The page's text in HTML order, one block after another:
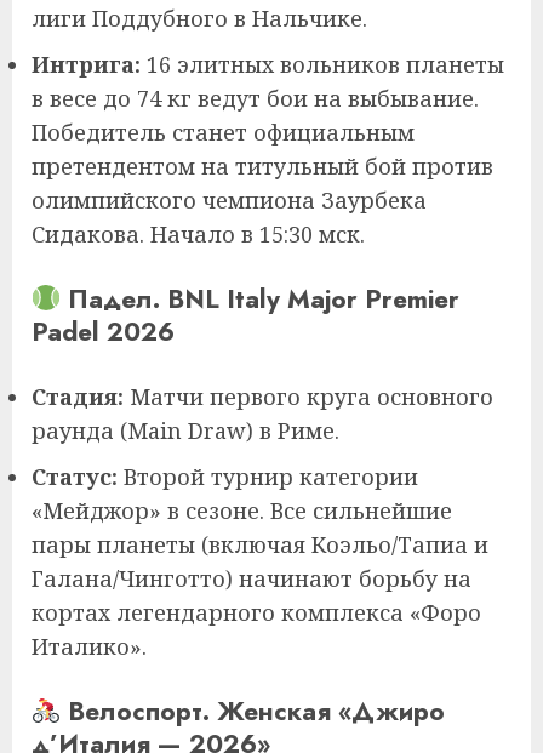
лиги Поддубного в Нальчике.
Интрига: 16 элитных вольников планеты
в весе до 74 кг ведут бои на выбывание.
Победитель станет официальным
претендентом на титульный бой против
олимпийского чемпиона Заурбека
Сидакова. Начало в 15:30 мск.
Падел. BNL Italy Major Premier
Padel 2026
Стадия: Матчи первого круга основного
раунда (Main Draw) в Риме.
Статус: Второй турнир категории
«Мейджор» в сезоне. Все сильнейшие
пары планеты (включая Коэльо/Тапиа и
Галана/Чинготто) начинают борьбу на
кортах легендарного комплекса «Форо
Италико».
Велоспорт. Женская «Джиро
д’Италия — 2026»